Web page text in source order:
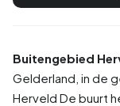
Buitengebied
Gelderland , in de
Herveld De buurt